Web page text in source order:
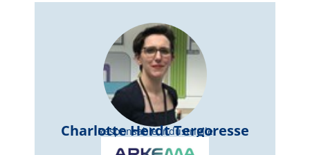
Charlotte Herdt Tergoresse
Responsable Industrielle